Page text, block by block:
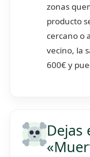
zonas
producto
cercano o
vecino, la
600€ y
Dejas